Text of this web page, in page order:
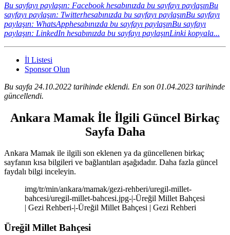
Bu sayfayı paylaşın: Facebook hesabınızda bu sayfayı paylaşınBu
sayfayı paylaşın: Twitterhesabınızda bu sayfayı paylaşınBu sayfayı
paylaşın: WhatsApphesabınızda bu sayfayı paylaşınBu sayfayı
paylaşın: LinkedIn hesabınızda bu sayfayı paylaşınLinki kopyala...
İl Listesi
Sponsor Olun
Bu sayfa 24.10.2022 tarihinde eklendi. En son 01.04.2023 tarihinde
güncellendi.
Ankara Mamak İle İlgili Güncel Birkaç
Sayfa Daha
Ankara Mamak ile ilgili son eklenen ya da güncellenen birkaç
sayfanın kısa bilgileri ve bağlantıları aşağıdadır. Daha fazla güncel
faydalı bilgi inceleyin.
img/tr/min/ankara/mamak/gezi-rehberi/uregil-millet-
bahcesi/uregil-millet-bahcesi.jpg-|-Üreğil Millet Bahçesi
| Gezi Rehberi-|-Üreğil Millet Bahçesi | Gezi Rehberi
Üreğil Millet Bahçesi